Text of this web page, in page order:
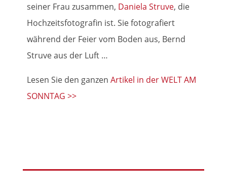
seiner Frau zusammen, Daniela Struve, die
Hochzeitsfotografin ist. Sie fotografiert
während der Feier vom Boden aus, Bernd
Struve aus der Luft …
Lesen Sie den ganzen Artikel in der WELT AM
SONNTAG >>